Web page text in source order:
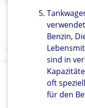
Benzin,
sind in
oft
für den